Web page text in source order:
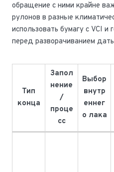
обращение с ними крайне
рулонов в разные
использовать бумагу с VCI
перед разворачиванием
Тип
конца
Запол
нение
/
проце
сс
Выбор
внутр
еннег
о лака